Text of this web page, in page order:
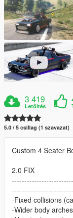
3 419
Letöltés
5.0 / 5 csillag (1 szavazat)
Custom 4 Seater
2.0 FIX
-Fixed collisions
-Wider body arches